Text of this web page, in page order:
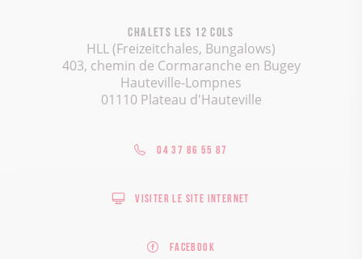
Chalets les 12 Cols
HLL (Freizeitchales, Bungalows)
403, chemin de Cormaranche en Bugey
Hauteville-Lompnes
01110 Plateau d'Hauteville
04 37 86 55 87
Visiter le site internet
Facebook